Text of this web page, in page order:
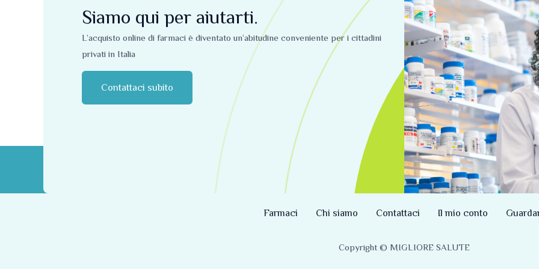
Siamo qui per aiutarti.
L’acquisto online di farmaci è diventato un’abitudine conveniente per i cittadini
privati ​​in Italia
Contattaci subito
Farmaci Chi siamo Contattaci Il mio conto
Copyright © MIGLIORE SALUTE